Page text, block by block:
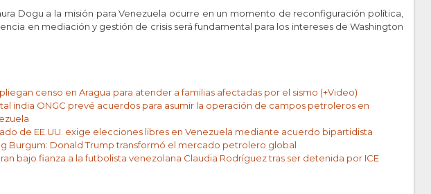
Dogu a la misión para Venezuela ocurre en un momento de reconfiguración política,
en mediación y gestión de crisis será fundamental para los intereses de Washington
censo en Aragua para atender a familias afectadas por el sismo (+Video)
india ONGC prevé acuerdos para asumir la operación de campos petroleros en
de EE.UU. exige elecciones libres en Venezuela mediante acuerdo bipartidista
Burgum: Donald Trump transformó el mercado petrolero global
bajo fianza a la futbolista venezolana Claudia Rodríguez tras ser detenida por ICE